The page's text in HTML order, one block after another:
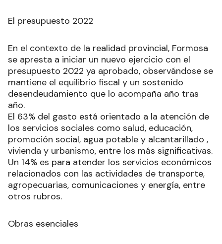
El presupuesto 2022
En el contexto de la realidad provincial, Formosa
se apresta a iniciar un nuevo ejercicio con el
presupuesto 2022 ya aprobado, observándose se
mantiene el equilibrio fiscal y un sostenido
desendeudamiento que lo acompaña año tras
año.
El 63% del gasto está orientado a la atención de
los servicios sociales como salud, educación,
promoción social, agua potable y alcantarillado ,
vivienda y urbanismo, entre los más significativas.
Un 14% es para atender los servicios económicos
relacionados con las actividades de transporte,
agropecuarias, comunicaciones y energía, entre
otros rubros.
Obras esenciales